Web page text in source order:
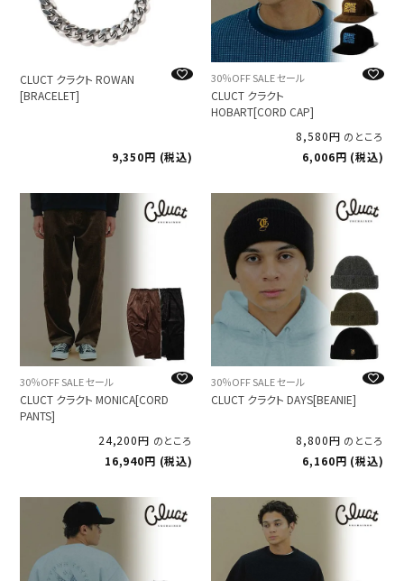
CLUCT クラクト ROWAN
[BRACELET]
9,350 税込
30％OFF SALE セール
CLUCT クラクト
HOBART[CORD CAP]
8,580
のところ
6,006 税込
30％OFF SALE セール
CLUCT クラクト MONICA[CORD
PANTS]
24,200
のところ
16,940 税込
30％OFF SALE セール
CLUCT クラクト DAYS[BEANIE]
8,800 のところ
6,160 税込